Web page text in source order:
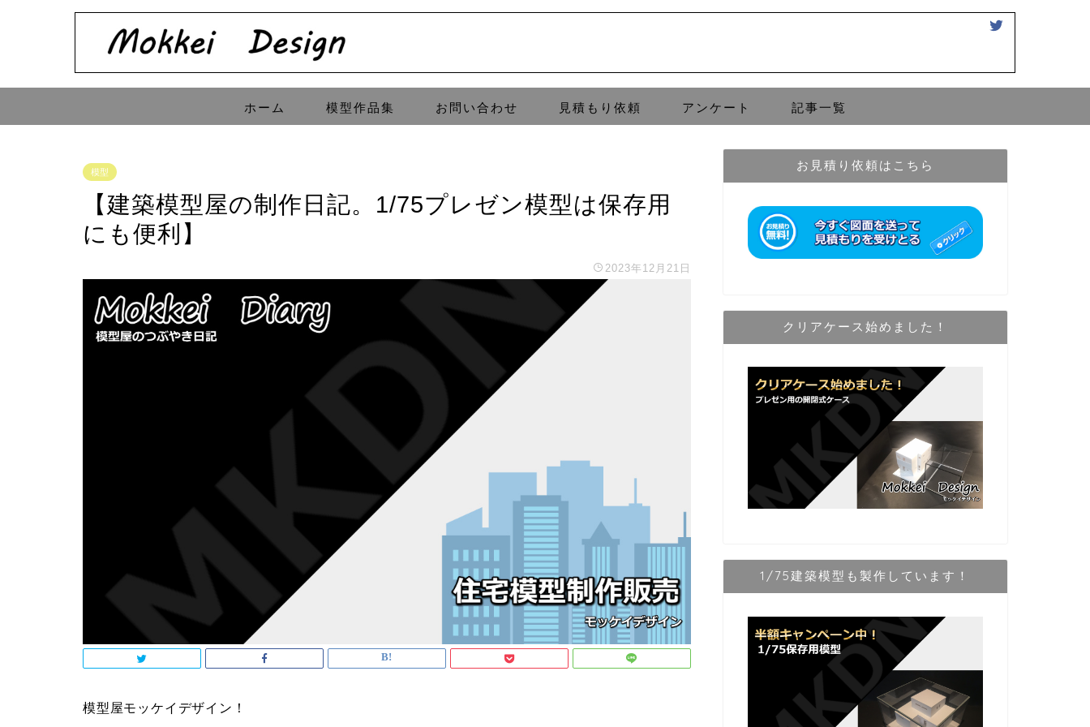
ホーム 模型作品集 お問い合わせ 見積もり依頼 アンケート 記事一覧
模型
【建築模型屋の制作日記。1/75プレゼン模型は保存用
にも便利】
2023年12月21日
模型屋モッケイデザイン！
お見積り依頼はこちら
クリアケース始めました！
1/75建築模型も製作しています！